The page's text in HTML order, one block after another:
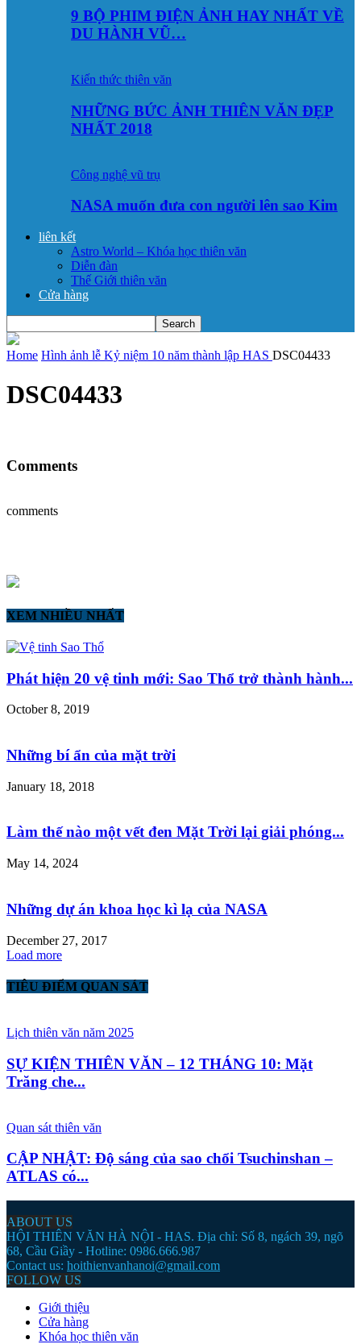
9 BỘ PHIM ĐIỆN ẢNH HAY NHẤT VỀ
DU HÀNH VŨ…
Kiến thức thiên văn
NHỮNG BỨC ẢNH THIÊN VĂN ĐẸP
NHẤT 2018
Công nghệ vũ trụ
NASA muốn đưa con người lên sao Kim
liên kết
Astro World – Khóa học thiên văn
Diễn đàn
Thế Giới thiên văn
Cửa hàng
Home Hình ảnh lễ Kỷ niệm 10 năm thành lập HAS DSC04433
DSC04433
Comments
comments
XEM NHIỀU NHẤT
Phát hiện 20 vệ tinh mới: Sao Thổ trở thành hành...
October 8, 2019
Những bí ẩn của mặt trời
January 18, 2018
Làm thế nào một vết đen Mặt Trời lại giải phóng...
May 14, 2024
Những dự án khoa học kì lạ của NASA
December 27, 2017
Load more
TIÊU ĐIỂM QUAN SÁT
Lịch thiên văn năm 2025
SỰ KIỆN THIÊN VĂN – 12 THÁNG 10: Mặt
Trăng che...
Quan sát thiên văn
CẬP NHẬT: Độ sáng của sao chổi Tsuchinshan –
ATLAS có...
ABOUT US
HỘI THIÊN VĂN HÀ NỘI - HAS. Địa chỉ: Số 8, ngách 39, ngõ
68, Cầu Giầy - Hotline: 0986.666.987
Contact us: hoithienvanhanoi@gmail.com
FOLLOW US
Giới thiệu
Cửa hàng
Khóa học thiên văn